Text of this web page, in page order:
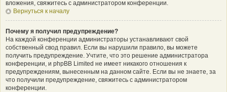
вложения, свяжитесь с администратором конференции.
Вернуться к началу
Почему я получил предупреждение?
На каждой конференции администраторы устанавливают свой
собственный свод правил. Если вы нарушили правило, вы можете
получить предупреждение. Учтите, что это решение администратора
конференции, и phpBB Limited не имеет никакого отношения к
предупреждениям, вынесенным на данном сайте. Если вы не знаете, за
что получили предупреждение, свяжитесь с администратором
конференции.